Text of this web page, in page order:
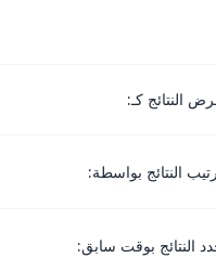
النتائج كـ:
النتائج بواسطة:
النتائج بوقت سابق: